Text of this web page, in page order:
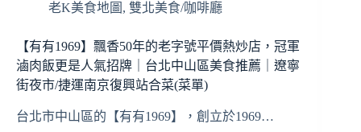
老K美食地圖 , 雙北美食/咖啡廳
【有有1969】飄香50年的老字號平價熱炒店，冠軍
滷肉飯更是人氣招牌｜台北中山區美食推薦｜遼寧
街夜市/捷運南京復興站合菜(菜單)
台北市中山區的【有有1969】，創立於1969…